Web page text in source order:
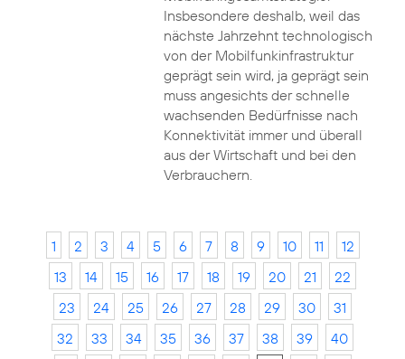
Insbesondere deshalb, weil das
nächste Jahrzehnt technologisch
von der Mobilfunkinfrastruktur
geprägt sein wird, ja geprägt sein
muss angesichts der schnelle
wachsenden Bedürfnisse nach
Konnektivität immer und überall
aus der Wirtschaft und bei den
Verbrauchern.
1 2 3 4 5 6 7 8 9 10 11
12
13
14 15 16 17 18 19 20 21
22
23
24 25 26 27 28 29 30
31
32
33 34 35 36 37 38 39
40